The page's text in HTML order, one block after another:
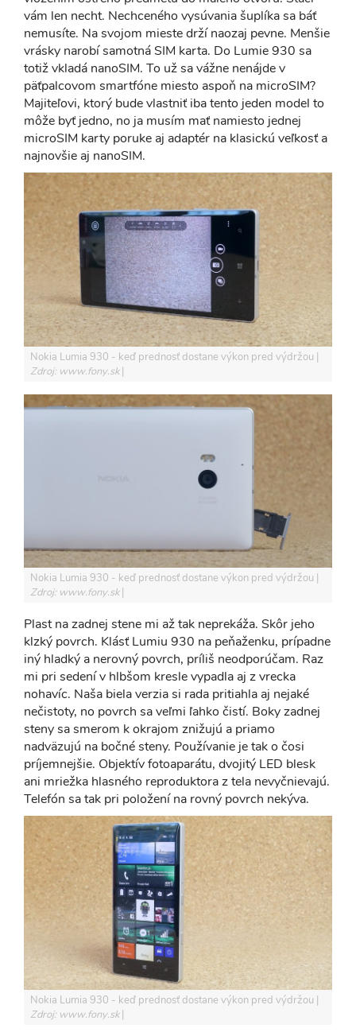
vám len necht. Nechceného vysúvania šuplíka sa báť
nemusíte. Na svojom mieste drží naozaj pevne. Menšie
vrásky narobí samotná SIM karta. Do Lumie 930 sa
totiž vkladá nanoSIM. To už sa vážne nenájde v
päťpalcovom smartfóne miesto aspoň na microSIM?
Majiteľovi, ktorý bude vlastniť iba tento jeden model to
môže byť jedno, no ja musím mať namiesto jednej
microSIM karty poruke aj adaptér na klasickú veľkosť a
najnovšie aj nanoSIM.
Nokia Lumia 930 - keď prednosť dostane výkon pred výdržou
Zdroj: www.fony.sk
Nokia Lumia 930 - keď prednosť dostane výkon pred výdržou
Zdroj: www.fony.sk
Plast na zadnej stene mi až tak neprekáža. Skôr jeho
klzký povrch. Klásť Lumiu 930 na peňaženku, prípadne
iný hladký a nerovný povrch, príliš neodporúčam. Raz
mi pri sedení v hlbšom kresle vypadla aj z vrecka
nohavíc. Naša biela verzia si rada pritiahla aj nejaké
nečistoty, no povrch sa veľmi ľahko čistí. Boky zadnej
steny sa smerom k okrajom znižujú a priamo
nadväzujú na bočné steny. Používanie je tak o čosi
príjemnejšie. Objektív fotoaparátu, dvojitý LED blesk
ani mriežka hlasného reproduktora z tela nevyčnievajú.
Telefón sa tak pri položení na rovný povrch nekýva.
Nokia Lumia 930 - keď prednosť dostane výkon pred výdržou
Zdroj: www.fony.sk